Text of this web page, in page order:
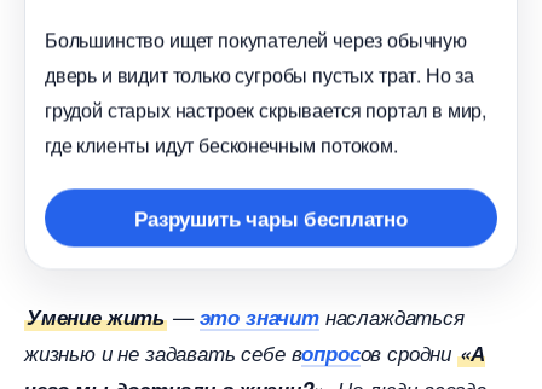
Большинство ищет покупателей через обычную
дверь и видит только сугробы пустых трат. Но за
рудой старых настроек скрывается портал в мир,
де клиенты идут бесконечным потоком.
Разрушить чары бесплатно
Умение жить —это значитнаслаждаться
жизнью и не задавать себеопросов сродни «А